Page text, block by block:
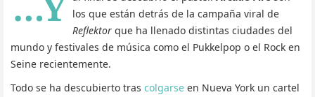
los que están detrás de la campaña viral de
Reflektor que ha llenado distintas ciudades del
mundo y festivales de música como el Pukkelpop o el Rock en
Seine recientemente.
Todo se ha descubierto tras colgarse en Nueva York un cartel